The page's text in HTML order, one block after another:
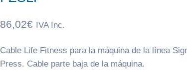
86,02€ IVA Inc.
Cable Life Fitness para la máquina de la línea
Press. Cable parte baja de la máquina.